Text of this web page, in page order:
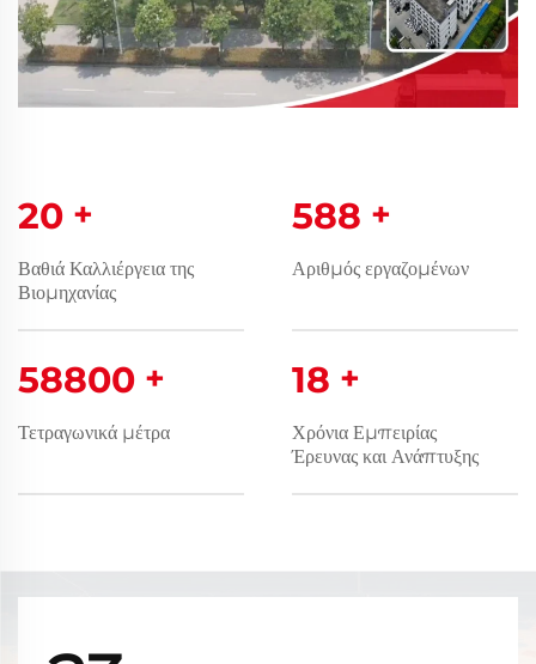
20 +
Βαθιά Καλλιέργεια της
Βιομηχανίας
600 +
Αριθμός εργαζομένων
60000 +
Τετραγωνικά μέτρα
18 +
Χρόνια Εμπειρίας
Έρευνας και Ανάπτυξης